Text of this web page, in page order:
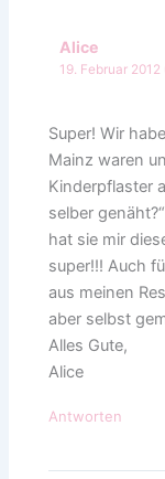
Alice
19. Februar
Super! Wir
Mainz waren
Kinderpflaster
selber
hat sie mir
super!!! Auch
aus meinen
aber selbst
Alles Gute,
Alice
Antworten